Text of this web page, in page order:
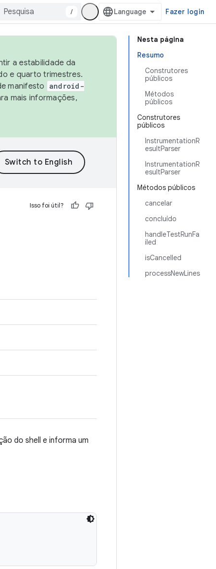
/ Fazer login
Nesta página
Resumo
Construtores
públicos
Métodos
públicos
Construtores
públicos
InstrumentationR
esultParser
InstrumentationR
esultParser
Métodos públicos
cancelar
concluído
handleTestRunFa
iled
isCancelled
processNewLines
a estabilidade da
e quarto trimestres.
manifesto
android-
mais informações,
Isso foi útil?
do shell e informa um